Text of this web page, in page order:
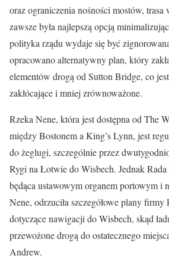
oraz ograniczenia nośności mostów, trasa
zawsze była najlepszą opcją
polityka rządu wydaje się być
opracowano alternatywny plan, który
elementów drogą od Sutton Bridge, co
zakłócające i mniej zrównoważone.
Rzeka Nene, która jest dostępna od The
między Bostonem a King’s Lynn, jest
do żeglugi, szczególnie przez
Rygi na Łotwie do Wisbech. Jednak
będąca ustawowym organem portowym i
Nene, odrzuciła szczegółowe plany
dotyczące nawigacji do Wisbech, skąd
przewożone drogą do ostatecznego
Andrew.